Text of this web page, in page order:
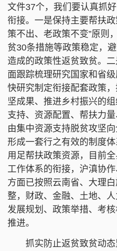
文件37个，我们要认真抓
衔接。一是保持主要帮扶
策不出、老政策不变”原则
贫30条措施等政策稳定，
造成的政策性返贫致贫。
面跟踪梳理研究国家和省
快研究制定衔接配套政策
坚成果、推进乡村振兴的
支持、资源配置、帮扶力
由集中资源支持脱贫攻坚
形成一套行之有效的制度
用足帮扶政策资源，目前
工作体系的衔接，沪滇协
方面已按照云南省、大理
整，财政、金融、土地、
发展规划、政策举措、考
推进。
抓实防止返贫致贫动态